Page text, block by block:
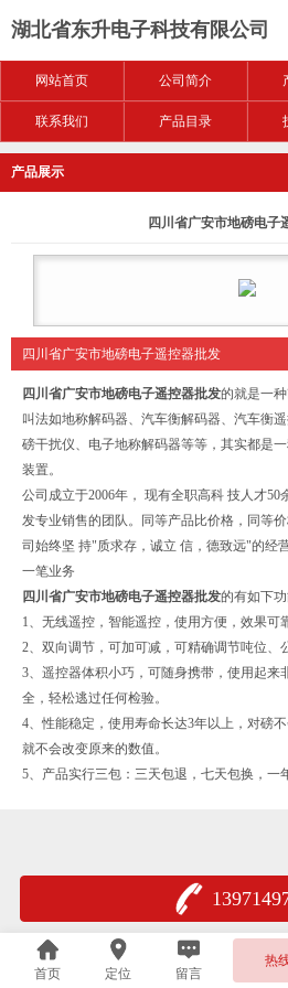
湖北省东升电子科技有限公司
网站首页 公司简介
联系我们 产品目录
产品展示
四川省广安市地磅电子
四川省广安市地磅电子遥控器批发
四川省广安市地磅电子遥控器批发的就是一
叫法如地称解码器、汽车衡解码器、汽车衡
磅干扰仪、电子地称解码器等等，其实都是
装置。
公司成立于2006年， 现有全职高科 技人才
发专业销售的团队。同等产品比价格，同等
司始终坚 持"质求存，诚立 信，德致远"的经
一笔业务
四川省广安市地磅电子遥控器批发的有如下功
1、无线遥控，智能遥控，使用方便，效果可
2、双向调节，可加可减，可精确调节吨位、
3、遥控器体积小巧，可随身携带，使用起来
全，轻松逃过任何检验。
4、性能稳定，使用寿命长达3年以上，对磅
就不会改变原来的数值。
5、产品实行三包：三天包退，七天包换，一
首页 定位 留言
热